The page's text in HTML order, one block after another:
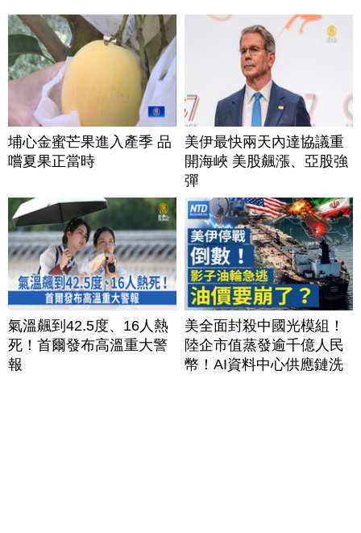
埔心金蜜芒果進入產季 品
嚐夏果正當時
美伊最快兩天內達協議重
開海峽 美股飆漲、亞股強
彈
氣溫飆到42.5度、16人熱
死！首爾發布高溫重大警
報
美全面封殺中國光模組！
陸企市值蒸發逾千億人民
幣！AI資料中心供應鏈洗